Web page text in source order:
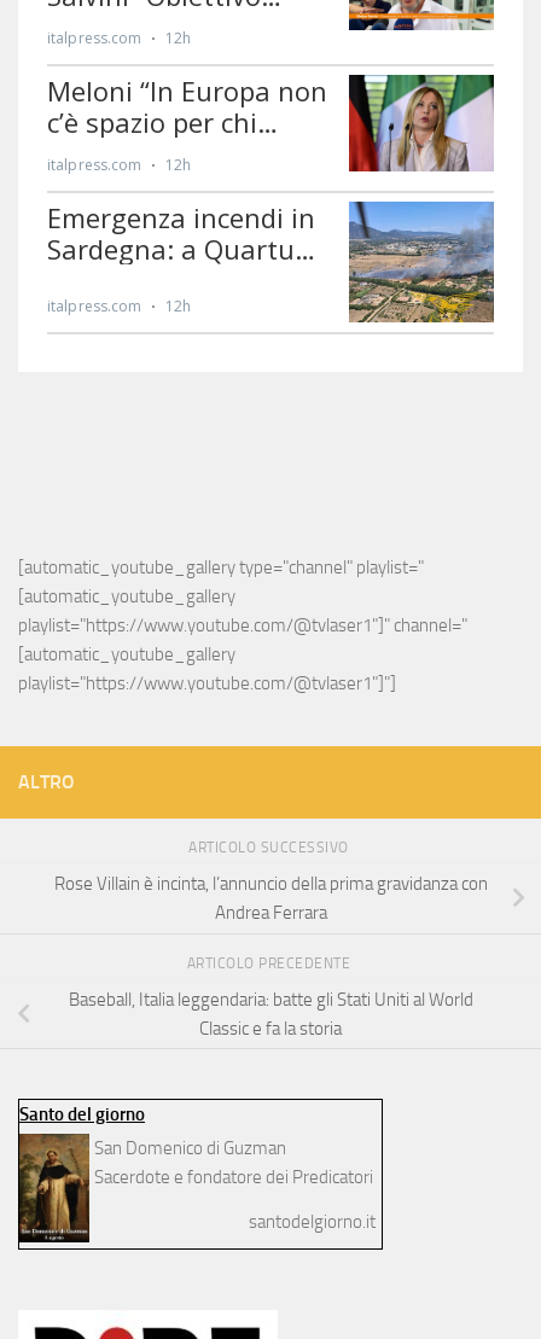
[automatic_youtube_gallery type="channel" playlist="
[automatic_youtube_gallery
playlist="https://www.youtube.com/@tvlaser1"]" channel="
[automatic_youtube_gallery
playlist="https://www.youtube.com/@tvlaser1"]"]
ALTRO
ARTICOLO SUCCESSIVO
Rose Villain è incinta, l’annuncio della prima gravidanza con
Andrea Ferrara
ARTICOLO PRECEDENTE
Baseball, Italia leggendaria: batte gli Stati Uniti al World
Classic e fa la storia
Santo del giorno
San Domenico di Guzman
Sacerdote e fondatore dei Predicatori
santodelgiorno.it